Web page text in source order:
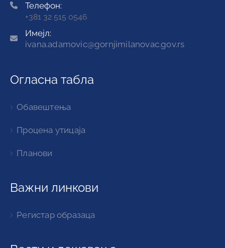
Телефон:
+381 32 515 0546
Имејл:
ivana.adamovic@gornjimilanovac.gov.rs
Огласна табла
Обавештења
Процена утицаја
Планови
Важни линкови
Регистар образаца